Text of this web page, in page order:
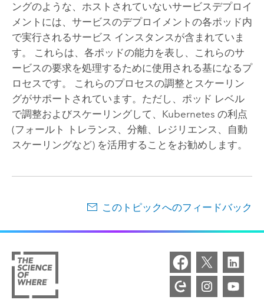
ングのような、ホストされていないサービスデプロイ
メントには、サービスのデプロイメントの各ポッド内
で実行されるサービス インスタンスが含まれていま
す。 これらは、各ポッドの能力を表し、これらのサ
ービスの要求を処理するために使用される基になるプ
ロセスです。 これらのプロセスの調整とスケーリン
グがサポートされています。ただし、ポッド レベル
で調整およびスケーリングして、 Kubernetes の利点
(フォールト トレランス、分離、レジリエンス、自動
スケーリングなど) を活用することをお勧めします。
このトピックへのフィードバック